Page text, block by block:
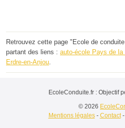
Retrouvez cette page "Ecole de
partant des liens : auto-école Pays de la
Erdre-en-Anjou.
EcoleConduite.fr : Objectif
© 2026
Mentions légales- Contact-